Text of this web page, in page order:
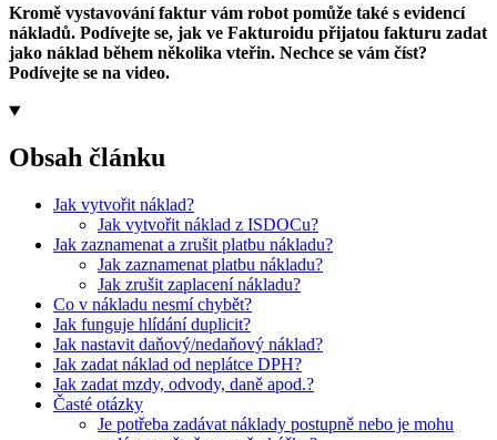
Kromě vystavování faktur vám robot pomůže také s evidencí
nákladů. Podívejte se, jak ve Fakturoidu přijatou fakturu zadat
jako náklad během několika vteřin. Nechce se vám číst?
Podívejte se na video.
Obsah článku
Jak vytvořit náklad?
Jak vytvořit náklad z ISDOCu?
Jak zaznamenat a zrušit platbu nákladu?
Jak zaznamenat platbu nákladu?
Jak zrušit zaplacení nákladu?
Co v nákladu nesmí chybět?
Jak funguje hlídání duplicit?
Jak nastavit daňový/nedaňový náklad?
Jak zadat náklad od neplátce DPH?
Jak zadat mzdy, odvody, daně apod.?
Časté otázky
Je potřeba zadávat náklady postupně nebo je mohu